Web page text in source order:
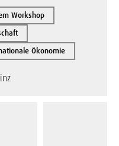
Workshop
Ökonomie